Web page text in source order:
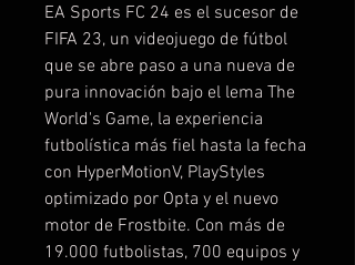
EA Sports FC 24 es el sucesor de
FIFA 23, un videojuego de fútbol
que se abre paso a una nueva de
pura innovación bajo el lema The
World's Game, la experiencia
futbolística más fiel hasta la fecha
con HyperMotionV, PlayStyles
optimizado por Opta y el nuevo
motor de Frostbite. Con más de
19.000 futbolistas, 700 equipos y